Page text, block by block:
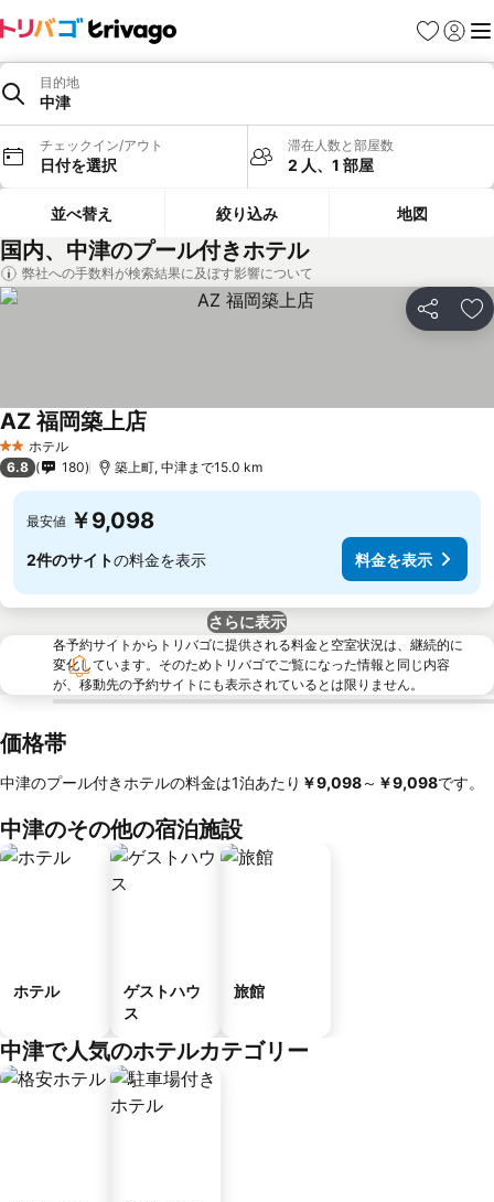
お気に入り
ログイ
メ
目的地
中津
チェックイン/アウト
日付を選択
滞在人数と部屋数
2 人、1 部屋
並べ替え 絞り込み 地図
国内、中津のプール付きホテル
弊社への手数料が検索結果に及ぼす影響について
シェア お
2 ホテルのランク
ホテル
AZ 福岡築上店
6.8 180 築上町, 中津まで15.0 km
最安値 ￥9,098
2件のサイトの料金を表示 料金を表示
さらに表示
各予約サイトからトリバゴに提供される料金と空室状況は、継続的に
変化しています。そのためトリバゴでご覧になった情報と同じ内容
が、移動先の予約サイトにも表示されているとは限りません。
価格帯
中津のプール付きホテルの料金は1泊あたり ‎￥9,098～ ‎￥9,098です。
中津のその他の宿泊施設
ホテル
ゲストハウ
ス
旅館
中津で人気のホテルカテゴリー